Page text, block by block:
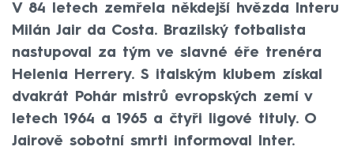
V 84 letech zemřela někdejší hvězda Interu
Milán Jair da Costa. Brazilský fotbalista
nastupoval za tým ve slavné éře trenéra
Helenia Herrery. S italským klubem získal
dvakrát Pohár mistrů evropských zemí v
letech 1964 a 1965 a čtyři ligové tituly. O
Jairově sobotní smrti informoval Inter.